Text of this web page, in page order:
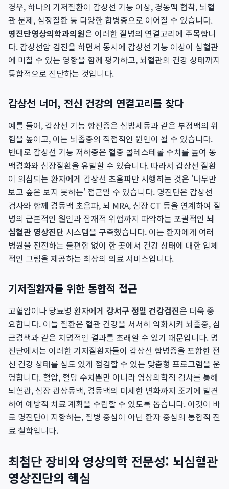
경우, 하나의 기저질환이 갑상선 기능 이상, 경동맥 협착, 뇌혈
관 문제, 심장질환 등 다양한 합병증으로 이어질 수 있습니다.
명진단영상의학과의원은 이러한 질병의 연결고리에 주목합니
다. 갑상선암 검진을 하면서 동시에 갑상선 기능 이상이 심혈관
에 미칠 수 있는 영향을 함께 평가하고, 뇌혈관의 건강 상태까지
통합적으로 진단하는 것입니다.
갑상선 너머, 전신 건강의 연결고리를 찾다
예를 들어, 갑상선 기능 항진증은 심방세동과 같은 부정맥의 위
험을 높이고, 이는 뇌졸중의 직접적인 원인이 될 수 있습니다.
반대로 갑상선 기능 저하증은 혈중 콜레스테롤 수치를 높여 동
맥경화와 심장질환을 유발할 수 있습니다. 따라서 갑상선 질환
이 의심되는 환자에게 갑상선 초음파만 시행하는 것은 '나무만
보고 숲은 보지 못하는' 접근일 수 있습니다. 명진단은 갑상선
검사와 함께 경동맥 초음파, 뇌 MRA, 심장 CT 등을 연계하여 질
병의 근본적인 원인과 잠재적 위험까지 파악하는 포괄적인 뇌
심혈관 영상진단 시스템을 구축했습니다. 이는 환자에게 여러
병원을 전전하는 불편함 없이 한 곳에서 건강 상태에 대한 입체
적인 그림을 제공하는 최상의 의료 서비스입니다.
기저질환자를 위한 통합적 접근
고혈압이나 당뇨병 환자에게 강서구 정밀 건강검진은 더욱 중
요합니다. 이들 질환은 혈관 건강을 서서히 악화시켜 뇌졸중, 심
근경색과 같은 치명적인 결과를 초래할 수 있기 때문입니다. 명
진단에서는 이러한 기저질환자들이 갑상선 합병증을 포함한 전
신 건강 상태를 심도 있게 점검할 수 있는 맞춤형 프로그램을 운
영합니다. 혈압, 혈당 수치뿐만 아니라 영상의학적 검사를 통해
뇌혈관, 심장 관상동맥, 경동맥의 미세한 변화까지 조기에 발견
하여 예방적 치료 계획을 수립할 수 있도록 돕습니다. 이것이 바
로 명진단이 지향하는, 질병 중심이 아닌 환자 중심의 통합적 진
료 철학입니다.
최첨단 장비와 영상의학 전문성: 뇌심혈관
영상진단의 핵심